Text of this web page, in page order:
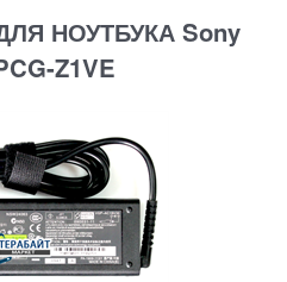
НОУТБУКА Sony
Z1VE